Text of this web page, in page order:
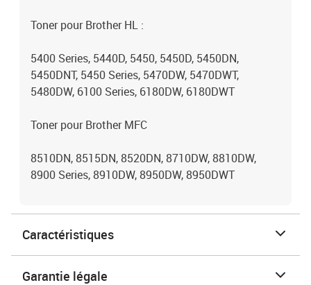
Toner pour Brother HL :
5400 Series, 5440D, 5450, 5450D, 5450DN,
5450DNT, 5450 Series, 5470DW, 5470DWT,
5480DW, 6100 Series, 6180DW, 6180DWT
Toner pour Brother MFC
8510DN, 8515DN, 8520DN, 8710DW, 8810DW,
8900 Series, 8910DW, 8950DW, 8950DWT
Caractéristiques
Garantie légale